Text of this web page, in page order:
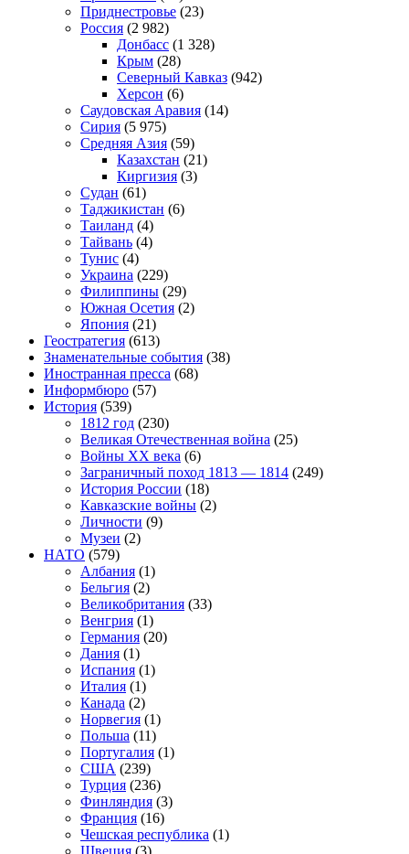
Приднестровье (23)
Россия (2 982)
Донбасс (1 328)
Крым (28)
Северный Кавказ (942)
Херсон (6)
Саудовская Аравия (14)
Сирия (5 975)
Средняя Азия (59)
Казахстан (21)
Киргизия (3)
Судан (61)
Таджикистан (6)
Таиланд (4)
Тайвань (4)
Тунис (4)
Украина (229)
Филиппины (29)
Южная Осетия (2)
Япония (21)
Геостратегия (613)
Знаменательные события (38)
Иностранная пресса (68)
Информбюро (57)
История (539)
1812 год (230)
Великая Отечественная война (25)
Войны XX века (6)
Заграничный поход 1813 — 1814 (249)
История России (18)
Кавказские войны (2)
Личности (9)
Музеи (2)
НАТО (579)
Албания (1)
Бельгия (2)
Великобритания (33)
Венгрия (1)
Германия (20)
Дания (1)
Испания (1)
Италия (1)
Канада (2)
Норвегия (1)
Польша (11)
Португалия (1)
США (239)
Турция (236)
Финляндия (3)
Франция (16)
Чешская республика (1)